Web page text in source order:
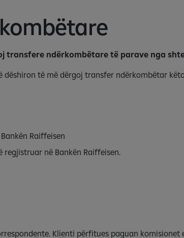
transfere ndërkombëtare të parave nga
të më dërgoj transfer ndërkombëtar
Raiffeisen
regjistruar në Bankën Raiffeisen.
Klienti përfitues paguan komisionet